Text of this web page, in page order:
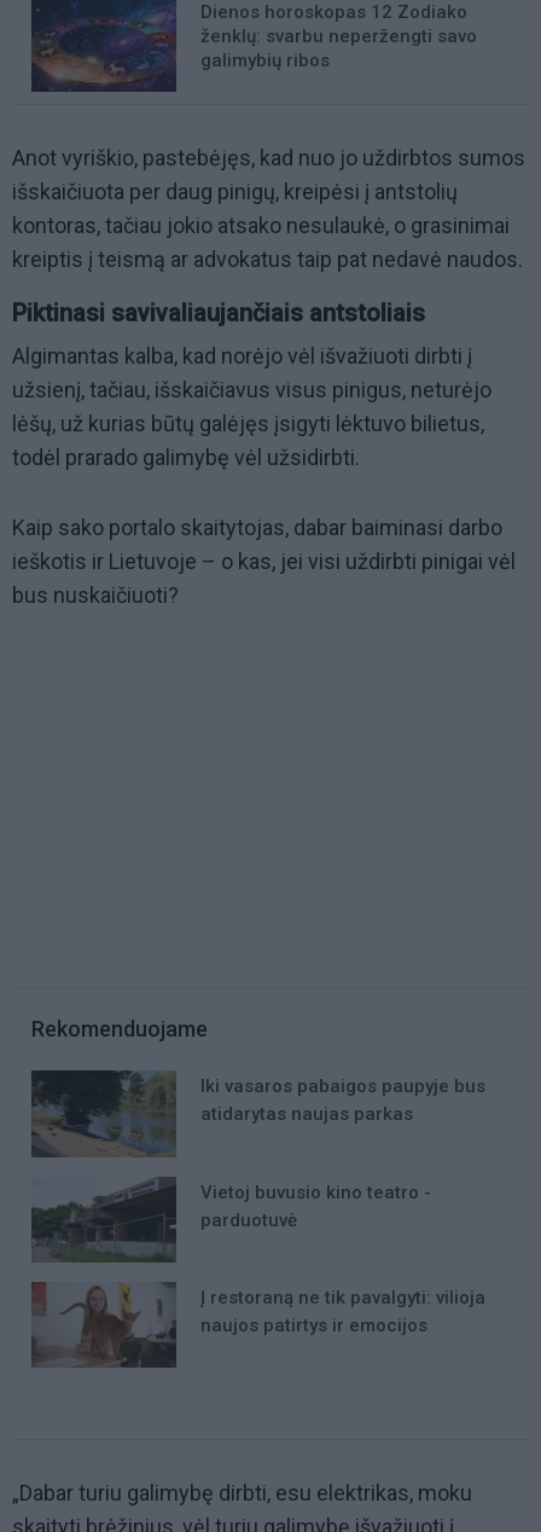
Dienos horoskopas 12 Zodiako
ženklų: svarbu neperžengti savo
galimybių ribos
Anot vyriškio, pastebėjęs, kad nuo jo uždirbtos sumos
išskaičiuota per daug pinigų, kreipėsi į antstolių
kontoras, tačiau jokio atsako nesulaukė, o grasinimai
kreiptis į teismą ar advokatus taip pat nedavė naudos.
Piktinasi savivaliaujančiais antstoliais
Algimantas kalba, kad norėjo vėl išvažiuoti dirbti į
užsienį, tačiau, išskaičiavus visus pinigus, neturėjo
lėšų, už kurias būtų galėjęs įsigyti lėktuvo bilietus,
todėl prarado galimybę vėl užsidirbti.
Kaip sako portalo skaitytojas, dabar baiminasi darbo
ieškotis ir Lietuvoje – o kas, jei visi uždirbti pinigai vėl
bus nuskaičiuoti?
Rekomenduojame
Iki vasaros pabaigos paupyje bus
atidarytas naujas parkas
Vietoj buvusio kino teatro -
parduotuvė
Į restoraną ne tik pavalgyti: vilioja
naujos patirtys ir emocijos
„Dabar turiu galimybę dirbti, esu elektrikas, moku